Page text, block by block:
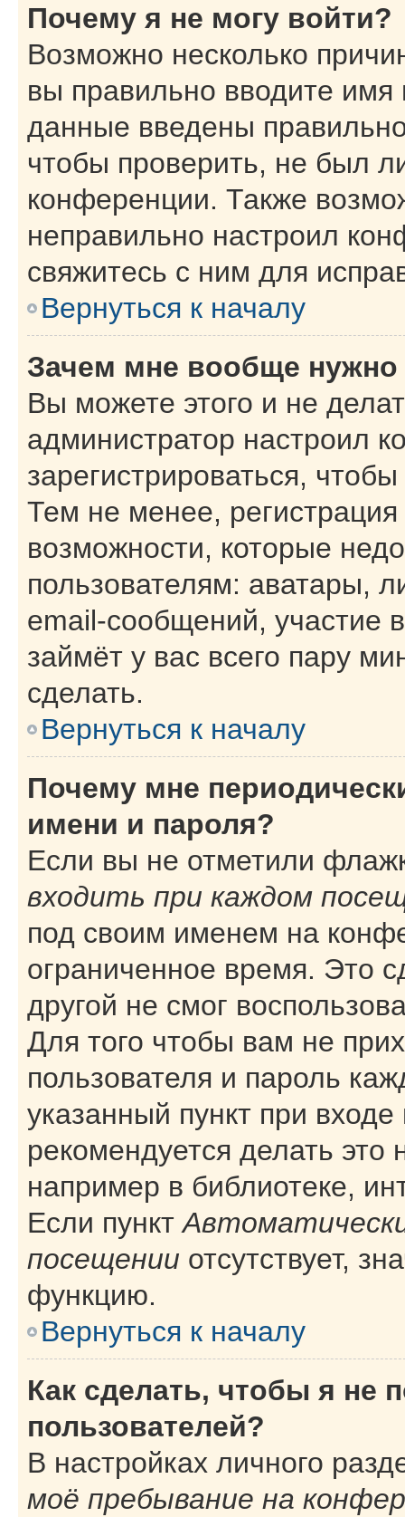
Почему я не могу войти?
Возможно несколько
вы правильно вводите имя
данные введены
чтобы проверить, не был
конференции. Также
неправильно настроил
свяжитесь с ним для
Вернуться к началу
Зачем мне вообще нужно
Вы можете этого и не
администратор настроил
зарегистрироваться,
Тем не менее,
возможности, которые
пользователям: аватары,
email-сообщений, участие
займёт у вас всего пару
сделать.
Вернуться к началу
Почему мне
имени и пароля?
Если вы не отметили
входить при каждом
под своим именем на
ограниченное время. Это
другой не смог
Для того чтобы вам не
пользователя и пароль
указанный пункт при
рекомендуется делать
например в библиотеке,
Если пункт
посещении отсутствует,
функцию.
Вернуться к началу
Как сделать, чтобы я не
пользователей?
В настройках личного
моё пребывание на